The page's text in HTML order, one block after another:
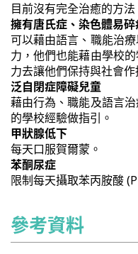
目前沒有完全治癒的方
擁有唐氏症、染色體易
可以藉由語言、職能治
力，他們也能藉由學校
力去讓他們保持與社會作
泛自閉症障礙兒童
藉由行為、職能及語言
的學校經驗做指引。
甲狀腺低下
每天口服賀爾蒙。
苯酮尿症
限制每天攝取苯丙胺酸
參考資料